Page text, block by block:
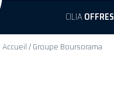
CILIAOFFRES
Accueil/Groupe Boursorama